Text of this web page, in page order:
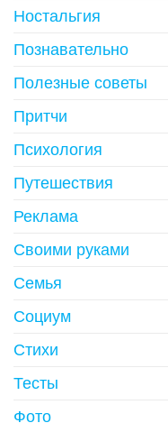
Ностальгия
Познавательно
Полезные советы
Притчи
Психология
Путешествия
Реклама
Своими руками
Семья
Социум
Стихи
Тесты
Фото